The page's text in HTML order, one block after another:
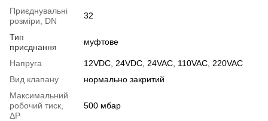
Приєднувальні
розміри, DN
32
Тип
приєднання
муфтове
Напруга
12VDC, 24VDC, 24VAC, 110VAC, 220VAC
Вид клапану
нормально закритий
Максимальний
робочий тиск,
ΔP
500 мбар